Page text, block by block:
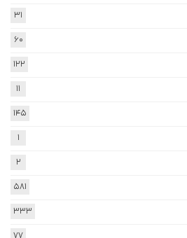
31
60
122
11
145
1
2
581
333